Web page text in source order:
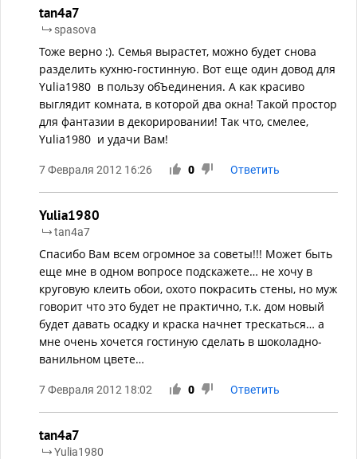
tan4a7
spasova
Тоже верно :). Семья вырастет, можно будет снова
разделить кухню-гостинную. Вот еще один довод для
Yulia1980 в пользу обЪединения. А как красиво
выглядит комната, в которой два окна! Такой простор
для фантазии в декорировании! Так что, смелее,
Yulia1980 и удачи Вам!
7 Февраля 2012 16:26 0 Ответить
Yulia1980
tan4a7
Спасибо Вам всем огромное за советы!!! Может быть
еще мне в одном вопросе подскажете… не хочу в
круговую клеить обои, охото покрасить стены, но муж
говорит что это будет не практично, т.к. дом новый
будет давать осадку и краска начнет трескаться… а
мне очень хочется гостиную сделать в шоколадно-
ванильном цвете…
7 Февраля 2012 18:02 0 Ответить
tan4a7
Yulia1980